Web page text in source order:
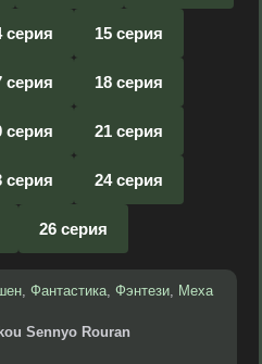
серия 15 серия
серия 18 серия
серия 21 серия
серия 24 серия
26 серия
, Фантастика, Фэнтези, Меха
Sennyo Rouran